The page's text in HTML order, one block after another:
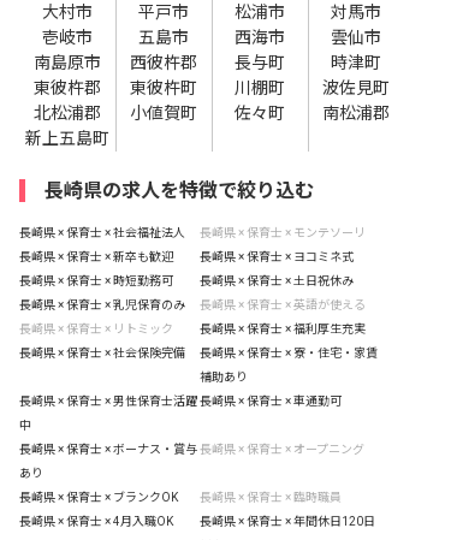
大村市
平戸市 松浦市
対馬市
壱岐市
五島市 西海市
雲仙市
南島原市
西彼杵郡 長与町
時津町
東彼杵郡
東彼杵町 川棚町
波佐見町
北松浦郡
小値賀町 佐々町
南松浦郡
新上五島町
長崎県の求人を特徴で絞り込む
長崎県 × 保育士 × 社会福祉法人
長崎県 × 保育士 × モンテソーリ
長崎県 × 保育士 × 新卒も歓迎
長崎県 × 保育士 × ヨコミネ式
長崎県 × 保育士 × 時短勤務可
長崎県 × 保育士 × 土日祝休み
長崎県 × 保育士 × 乳児保育のみ
長崎県 × 保育士 × 英語が使える
長崎県 × 保育士 × リトミック
長崎県 × 保育士 × 福利厚生充実
長崎県 × 保育士 × 社会保険完備
長崎県 × 保育士 × 寮・住宅・家賃
補助あり
長崎県 × 保育士 × 男性保育士活躍
中
長崎県 × 保育士 × 車通勤可
長崎県 × 保育士 × ボーナス・賞与
あり
長崎県 × 保育士 × オープニング
長崎県 × 保育士 × ブランクOK
長崎県 × 保育士 × 臨時職員
長崎県 × 保育士 × 4月入職OK
長崎県 × 保育士 × 年間休日120日